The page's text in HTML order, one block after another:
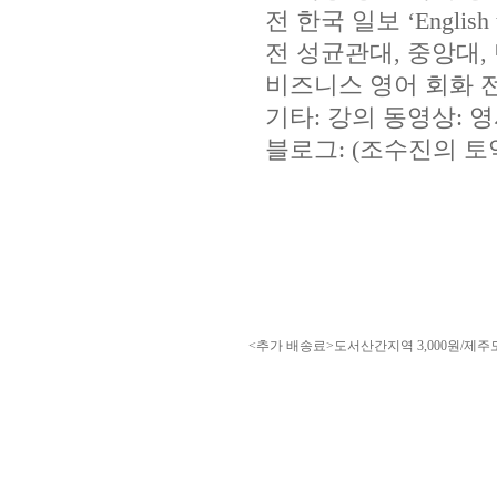
전 한국 일보 ‘English
전 성균관대, 중앙대,
비즈니스 영어 회화
기타: 강의 동영상:
블로그: (조수진의
<추가 배송료>도서산간지역 3,000원/제주